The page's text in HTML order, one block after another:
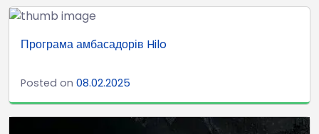
Програма амбасадорів Hilo
Posted on 08.02.2025